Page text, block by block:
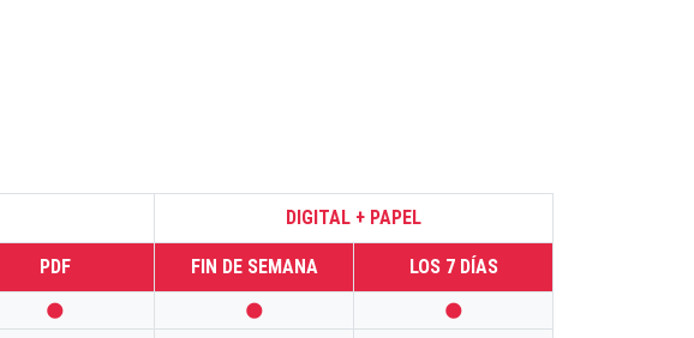
DIGITAL + PAPEL
PDF FIN DE SEMANA
LOS 7 DÍAS
  